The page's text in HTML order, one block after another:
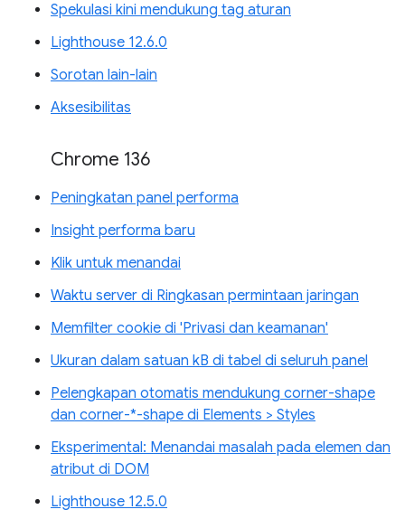
Spekulasi kini mendukung tag aturan
Lighthouse 12.6.0
Sorotan lain-lain
Aksesibilitas
Chrome 136
Peningkatan panel performa
Insight performa baru
Klik untuk menandai
Waktu server di Ringkasan permintaan jaringan
Memfilter cookie di 'Privasi dan keamanan'
Ukuran dalam satuan kB di tabel di seluruh panel
Pelengkapan otomatis mendukung corner-shape
dan corner-*-shape di Elements > Styles
Eksperimental: Menandai masalah pada elemen dan
atribut di DOM
Lighthouse 12.5.0